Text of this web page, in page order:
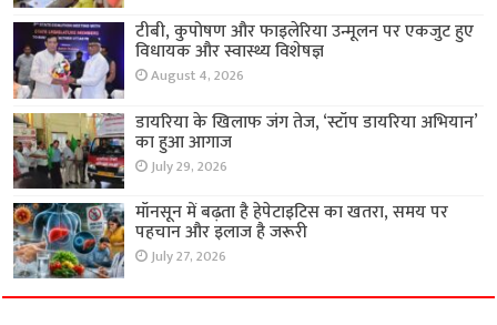
टीबी, कुपोषण और फाइलेरिया उन्मूलन पर एकजुट हुए
विधायक और स्वास्थ्य विशेषज्ञ
August 4, 2026
डायरिया के खिलाफ जंग तेज, ‘स्टॉप डायरिया अभियान’
का हुआ आगाज
July 29, 2026
मॉनसून में बढ़ता है हेपेटाइटिस का खतरा, समय पर
पहचान और इलाज है जरूरी
July 27, 2026